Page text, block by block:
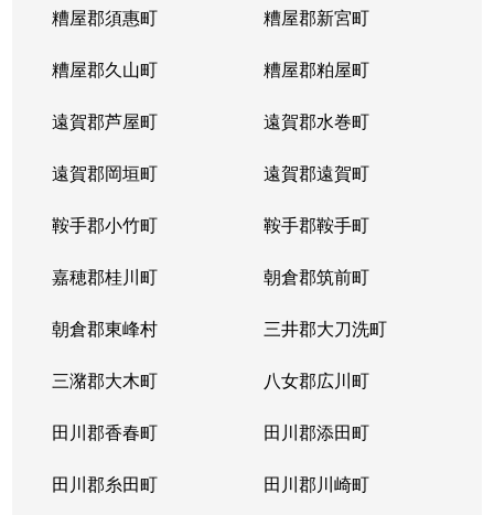
糟屋郡須惠町 糟屋郡新宮町
糟屋郡久山町 糟屋郡粕屋町
遠賀郡芦屋町 遠賀郡水巻町
遠賀郡岡垣町 遠賀郡遠賀町
鞍手郡小竹町 鞍手郡鞍手町
嘉穂郡桂川町 朝倉郡筑前町
朝倉郡東峰村 三井郡大刀洗町
三潴郡大木町 八女郡広川町
田川郡香春町 田川郡添田町
田川郡糸田町 田川郡川崎町